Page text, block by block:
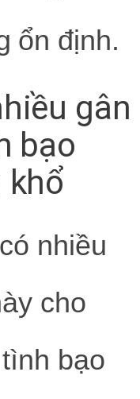
ổn định.
gân
bạo
khổ
nhiều
cho
bạo